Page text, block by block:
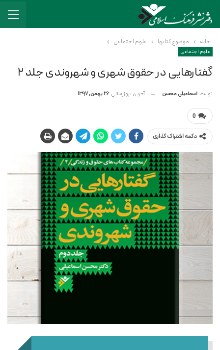
خانه موضوع کتابها علوم اجتماعی
علوم اجتماعی
گفتارهایی در حقوق شهری و شهروندی جلد ۲
توسط اسماعیلی محسن آخرین بروزرسانی 26 بهمن, 1397
0
دکمه اشتراک گذاری